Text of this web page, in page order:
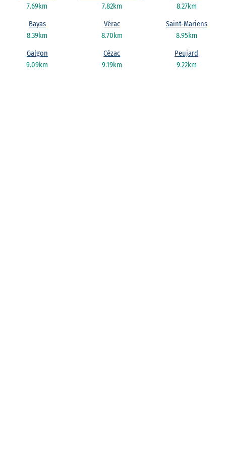
7.69km
7.82km
8.27km
8.39km
Bayas
8.70km
Vérac
8.95km
Saint-Mariens
9.09km
Galgon
9.19km
Cézac
9.22km
Peujard